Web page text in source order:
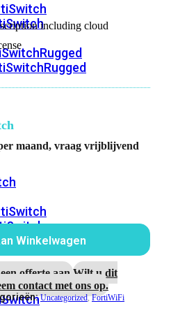
including cloud
maand, vraag vrijblijvend
Winkelwagen
offerte aan.Wilt u dit
contact met ons op.
Uncategorized,FortiWiFi